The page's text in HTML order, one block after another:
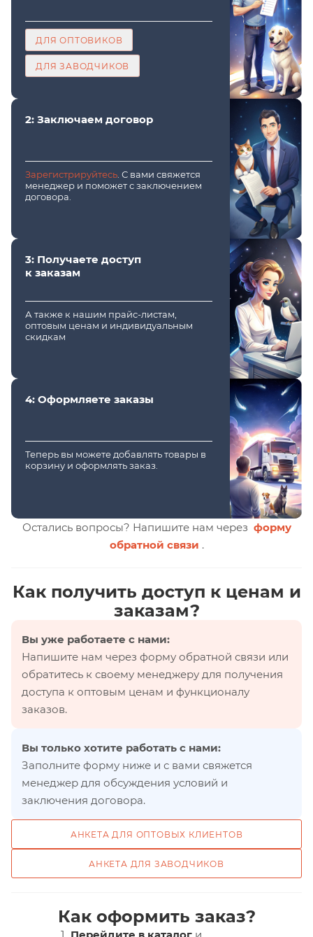
ДЛЯ ОПТОВИКОВ
ДЛЯ ЗАВОДЧИКОВ
2: Заключаем договор
Зарегистрируйтесь . С вами свяжется
менеджер и поможет с заключением
договора.
3: Получаете доступ
к заказам
А также к нашим прайс-листам,
оптовым ценам и индивидуальным
скидкам
4: Оформляете заказы
Теперь вы можете добавлять товары в
корзину и оформлять заказ.
Остались вопросы? Напишите нам через форму
обратной связи .
Как получить доступ к ценам и
заказам?
Вы уже работаете с нами:
Напишите нам через форму обратной связи или
обратитесь к своему менеджеру для получения
доступа к оптовым ценам и функционалу
заказов.
Вы только хотите работать с нами:
Заполните форму ниже и с вами свяжется
менеджер для обсуждения условий и
заключения договора.
АНКЕТА ДЛЯ ОПТОВЫХ КЛИЕНТОВ
АНКЕТА ДЛЯ ЗАВОДЧИКОВ
Как оформить заказ?
Перейдите в каталог и